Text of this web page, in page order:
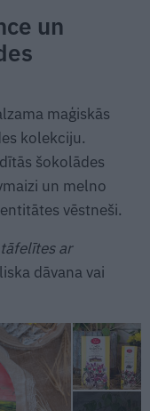
un
maģiskās
kolekciju.
šokolādes
un melno
vēstneši.
ar
dāvana vai